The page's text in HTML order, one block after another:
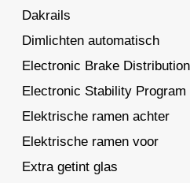
Dakrails
Dimlichten automatisch
Electronic Brake
Electronic Stability Program
Elektrische ramen achter
Elektrische ramen voor
Extra getint glas